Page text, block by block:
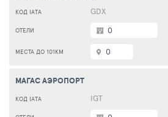
GDX
0
0
МАГАС АЭРОПОРТ
IGT